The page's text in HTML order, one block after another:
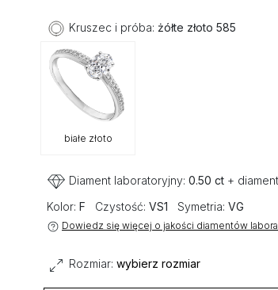
Kruszec i próba: żółte złoto 585
białe złoto
Diament laboratoryjny: 0.50 ct +
Kolor: F Czystość: VS1 Symetria: VG
Dowiedz się więcej o jakości diamentów
Rozmiar: wybierz rozmiar